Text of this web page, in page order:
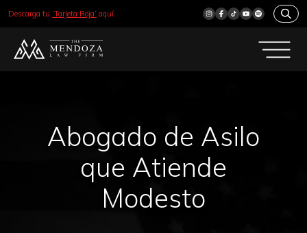
Descarga tu ‘Tarjeta Roja’ aquí.
Abogado de Asilo
que Atiende
Modesto